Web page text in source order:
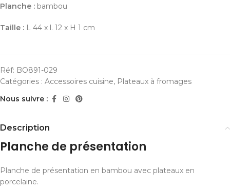
Planche : bambou
Taille : L 44 x l. 12 x H 1 cm
Réf: BO891-029
Catégories : Accessoires cuisine, Plateaux à fromages
Nous suivre :
Description
Planche de présentation
Planche de présentation en bambou avec plateaux en
porcelaine.